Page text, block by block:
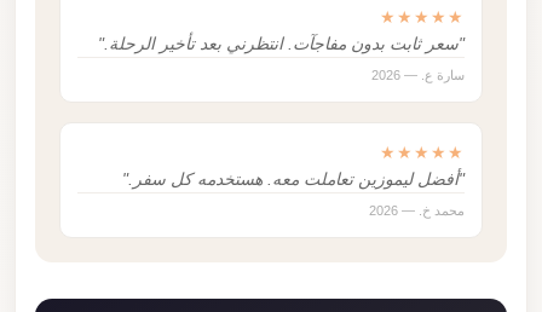
★★★★★
"سعر ثابت بدون مفاجآت. انتظرني بعد تأخير الرحلة."
سارة ع. — 2026
★★★★★
"أفضل ليموزين تعاملت معه. هستخدمه كل سفر."
محمد خ. — 2026